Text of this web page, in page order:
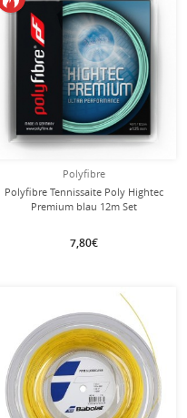
Polyfibre
Polyfibre Tennissaite Poly Hightec
Premium blau 12m Set
7,80€